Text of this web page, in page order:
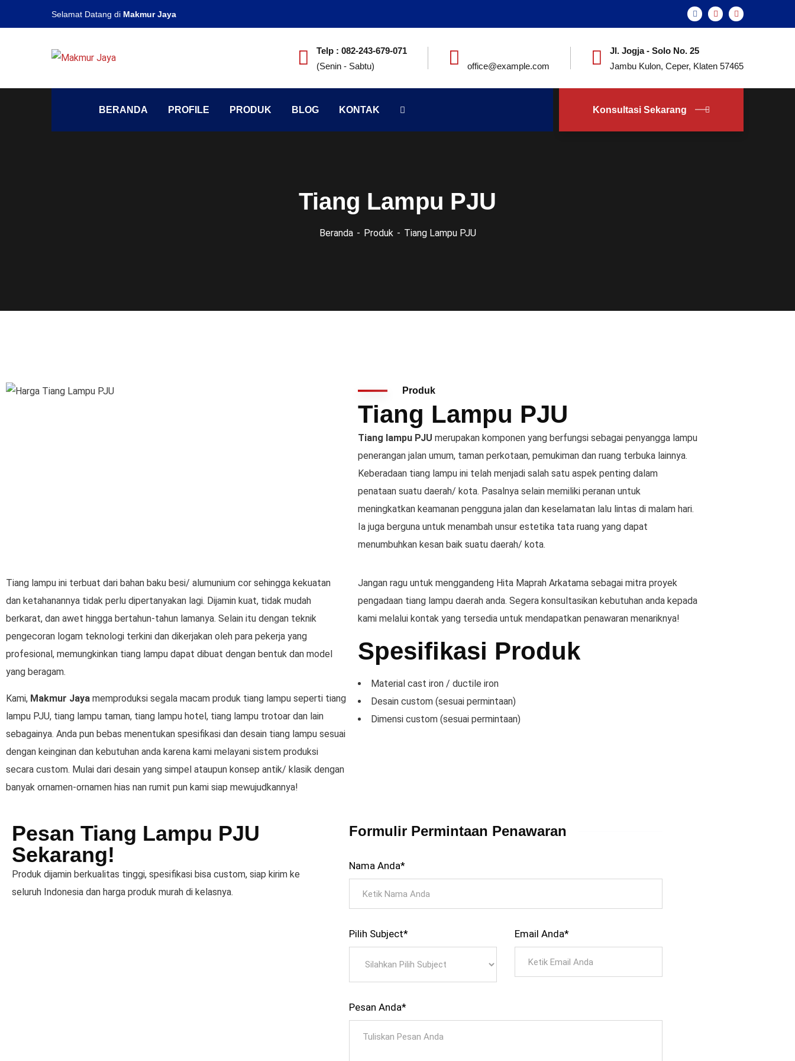
Selamat Datang di Makmur Jaya
Telp : 082-243-679-071
(Senin - Sabtu)
office@example.com
Jl. Jogja - Solo No. 25
Jambu Kulon, Ceper, Klaten 57465
BERANDA PROFILE PRODUK BLOG KONTAK Konsultasi Sekarang
Tiang Lampu PJU
Beranda Produk Tiang Lampu PJU
Produk
Tiang Lampu PJU
Tiang lampu PJU merupakan komponen yang berfungsi sebagai penyangga lampu
penerangan jalan umum, taman perkotaan, pemukiman dan ruang terbuka lainnya.
Keberadaan tiang lampu ini telah menjadi salah satu aspek penting dalam
penataan suatu daerah/ kota. Pasalnya selain memiliki peranan untuk
meningkatkan keamanan pengguna jalan dan keselamatan lalu lintas di malam hari.
Ia juga berguna untuk menambah unsur estetika tata ruang yang dapat
menumbuhkan kesan baik suatu daerah/ kota.
Tiang lampu ini terbuat dari bahan baku besi/ alumunium cor sehingga kekuatan
dan ketahanannya tidak perlu dipertanyakan lagi. Dijamin kuat, tidak mudah
berkarat, dan awet hingga bertahun-tahun lamanya. Selain itu dengan teknik
pengecoran logam teknologi terkini dan dikerjakan oleh para pekerja yang
profesional, memungkinkan tiang lampu dapat dibuat dengan bentuk dan model
yang beragam.
Kami, Makmur Jaya memproduksi segala macam produk tiang lampu seperti tiang
lampu PJU, tiang lampu taman, tiang lampu hotel, tiang lampu trotoar dan lain
sebagainya. Anda pun bebas menentukan spesifikasi dan desain tiang lampu sesuai
dengan keinginan dan kebutuhan anda karena kami melayani sistem produksi
secara custom. Mulai dari desain yang simpel ataupun konsep antik/ klasik dengan
banyak ornamen-ornamen hias nan rumit pun kami siap mewujudkannya!
Jangan ragu untuk menggandeng Hita Maprah Arkatama sebagai mitra proyek
pengadaan tiang lampu daerah anda. Segera konsultasikan kebutuhan anda kepada
kami melalui kontak yang tersedia untuk mendapatkan penawaran menariknya!
Spesifikasi Produk
Material cast iron / ductile iron
Desain custom (sesuai permintaan)
Dimensi custom (sesuai permintaan)
Pesan Tiang Lampu PJU
Sekarang!
Produk dijamin berkualitas tinggi, spesifikasi bisa custom, siap kirim ke
seluruh Indonesia dan harga produk murah di kelasnya.
Formulir Permintaan Penawaran
Nama Anda*
Pilih Subject* Email Anda*
Pesan Anda*